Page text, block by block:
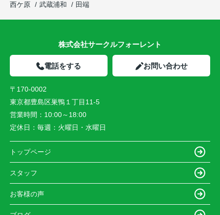
西ケ原
武蔵浦和 田端
株式会社サークルフォーレント
電話をする お問い合わせ
〒170-0002
東京都豊島区巣鴨１丁目11-5
営業時間： 10:00～18:00
定休日： 毎週：火曜日・水曜日
トップページ
スタッフ
お客様の声